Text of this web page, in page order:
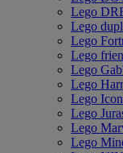
Lego
Lego
Lego
Lego
Lego
Lego
Lego
Lego
Lego
Lego